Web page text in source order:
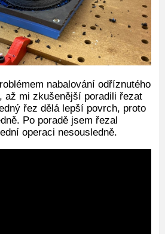
nabalování odříznutého
až mi zkušenější poradili řezat
řez dělá lepší povrch, proto
Po poradě jsem řezal
operaci nesousledně.